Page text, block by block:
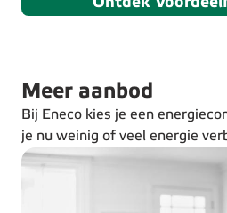
Ontdek
Meer aanbod
Bij Eneco kies je een
je nu weinig of veel energie